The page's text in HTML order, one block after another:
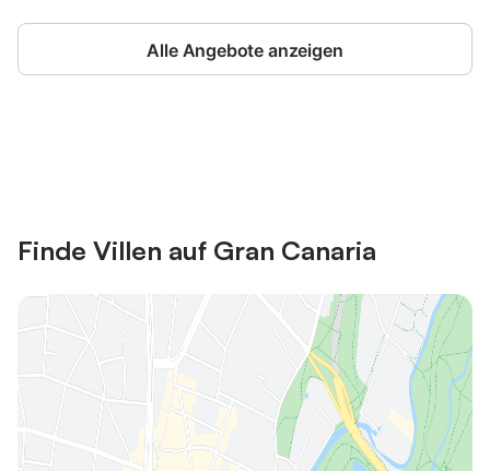
Alle Angebote anzeigen
Finde Villen auf Gran Canaria